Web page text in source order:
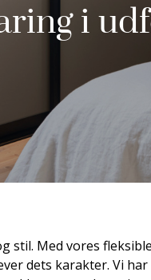
i
stil. Med vores
dets karakter. Vi